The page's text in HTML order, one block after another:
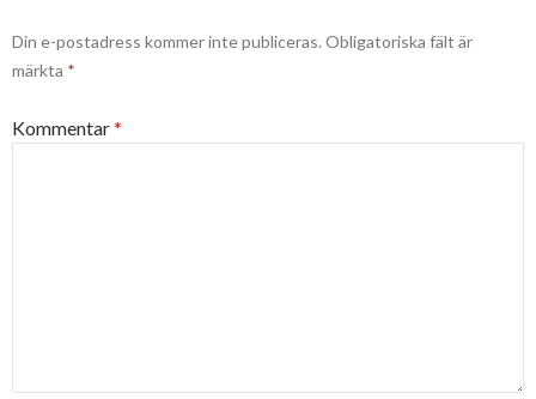
Din e-postadress kommer inte publiceras. Obligatoriska fält är
märkta *
Kommentar*